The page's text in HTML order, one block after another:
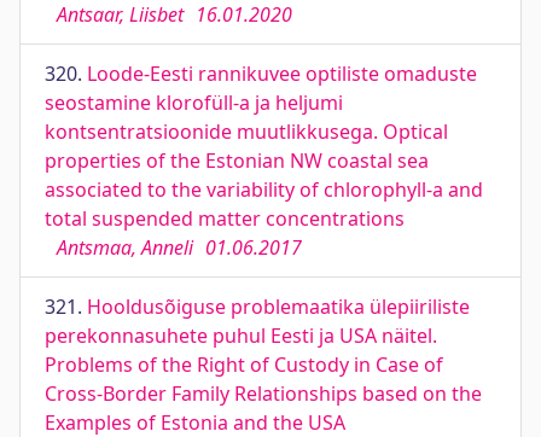
Antsaar, Liisbet 16.01.2020
320. Loode-Eesti rannikuvee optiliste omaduste
seostamine klorofüll-a ja heljumi
kontsentratsioonide muutlikkusega. Optical
properties of the Estonian NW coastal sea
associated to the variability of chlorophyll-a and
total suspended matter concentrations
Antsmaa, Anneli 01.06.2017
321. Hooldusõiguse problemaatika ülepiiriliste
perekonnasuhete puhul Eesti ja USA näitel.
Problems of the Right of Custody in Case of
Cross-Border Family Relationships based on the
Examples of Estonia and the USA